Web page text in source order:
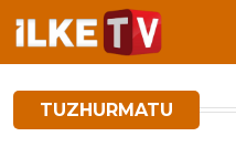
TUZHURMATU